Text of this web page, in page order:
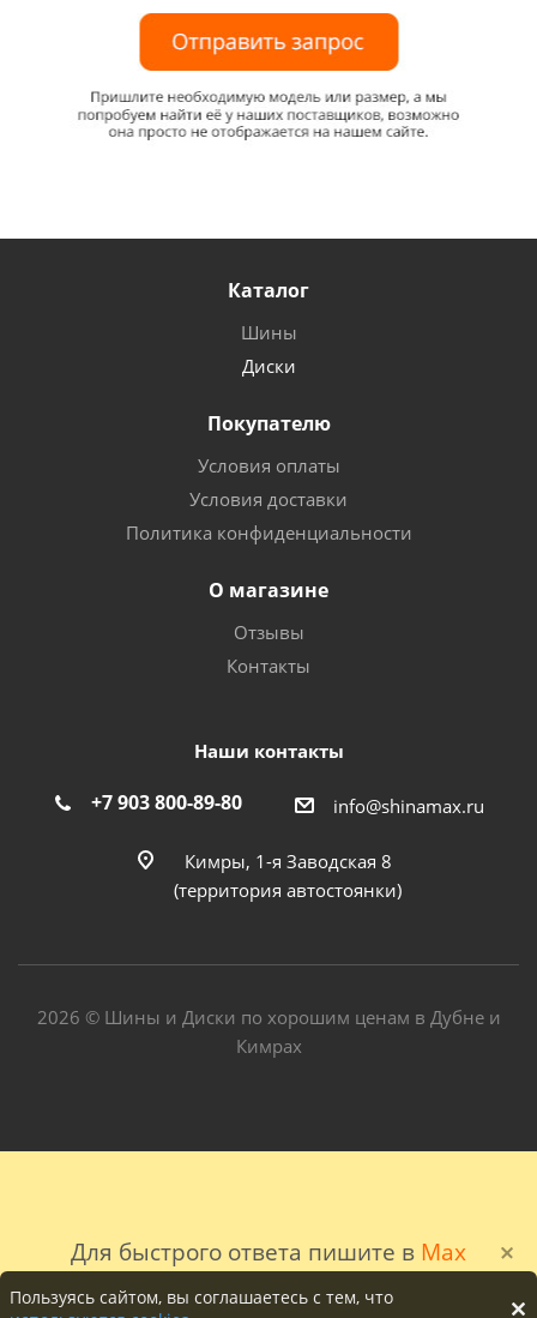
Для быстрого ответа пишите в Max
Каталог
Шины
Диски
Покупателю
Условия оплаты
Условия доставки
Политика конфиденциальности
О магазине
Отзывы
Контакты
Наши контакты
+7 903 800-89-80 info@shinamax.ru
Кимры, 1-я Заводская 8
(территория автостоянки)
2026 © Шины и Диски по хорошим ценам в Дубне и
Кимрах
Пользуясь сайтом, вы соглашаетесь с тем, что